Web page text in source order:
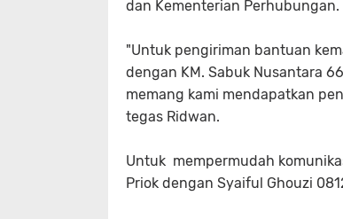
dan Kementerian Perhubungan.
"Untuk pengiriman bantuan
dengan KM. Sabuk Nusantara
memang kami mendapatkan
tegas Ridwan.
Untuk mempermudah
Priok dengan Syaiful Ghouzi